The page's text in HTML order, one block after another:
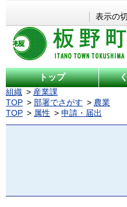
表示の
トップ
組織
産業課
TOP
部署でさがす
農業
TOP
属性 申請・届出